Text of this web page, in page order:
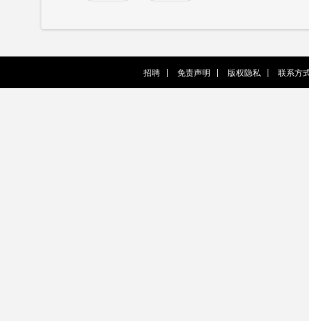
招聘 免责声明 版权隐私 联系方